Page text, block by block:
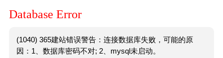
Database Error
(1040) 365建站错误警告：连接数据库失败，可能的原
因：1、数据库密码不对; 2、mysql未启动。